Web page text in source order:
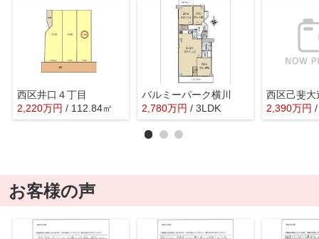
西区井口４丁目
2,220万円 / 112.84㎡
バルミーパーク横川
2,780万円 / 3LDK
西区己斐大
2,390万円
お客様の声